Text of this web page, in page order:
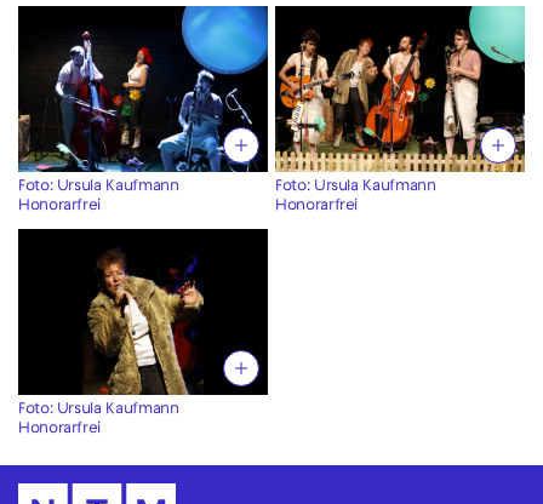
Foto: Ursula Kaufmann
Honorarfrei
Foto: Ursula Kaufmann
Honorarfrei
Foto: Ursula Kaufmann
Honorarfrei